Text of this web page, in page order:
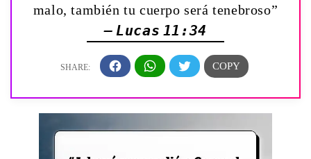
malo, también tu cuerpo será tenebroso”
— Lucas 11:34